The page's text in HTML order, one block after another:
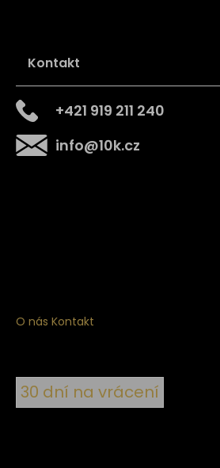
Kontakt
info@10k.cz
+421 919 211 240
O nás Kontakt
30 dní na vrácení